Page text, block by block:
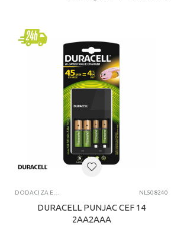
NL508240
DURACELL PUNJAC CEF 14
2AA2AAA